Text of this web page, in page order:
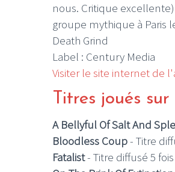
nous. Critique
groupe mythique à Paris
Death Grind
Label : Century Media
Visiter le site internet de
Titres joués
A Bellyful Of Salt And
Bloodless Coup- Titre
Fatalist- Titre diffusé 5